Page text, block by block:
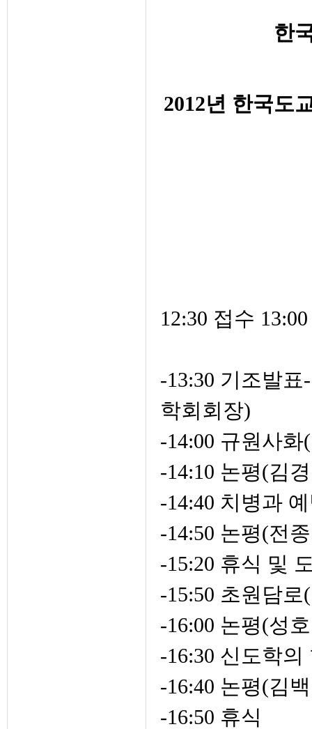
한
2012년 한국도
12:30 접수
-13:30 기조발
학회회장)
-14:00 규원사
-14:10 논평(김
-14:40 치병과
-14:50 논평(전
-15:20 휴식 및
-15:50 초원담
-16:00 논평(성
-16:30 신도학
-16:40 논평(김
-16:50 휴식